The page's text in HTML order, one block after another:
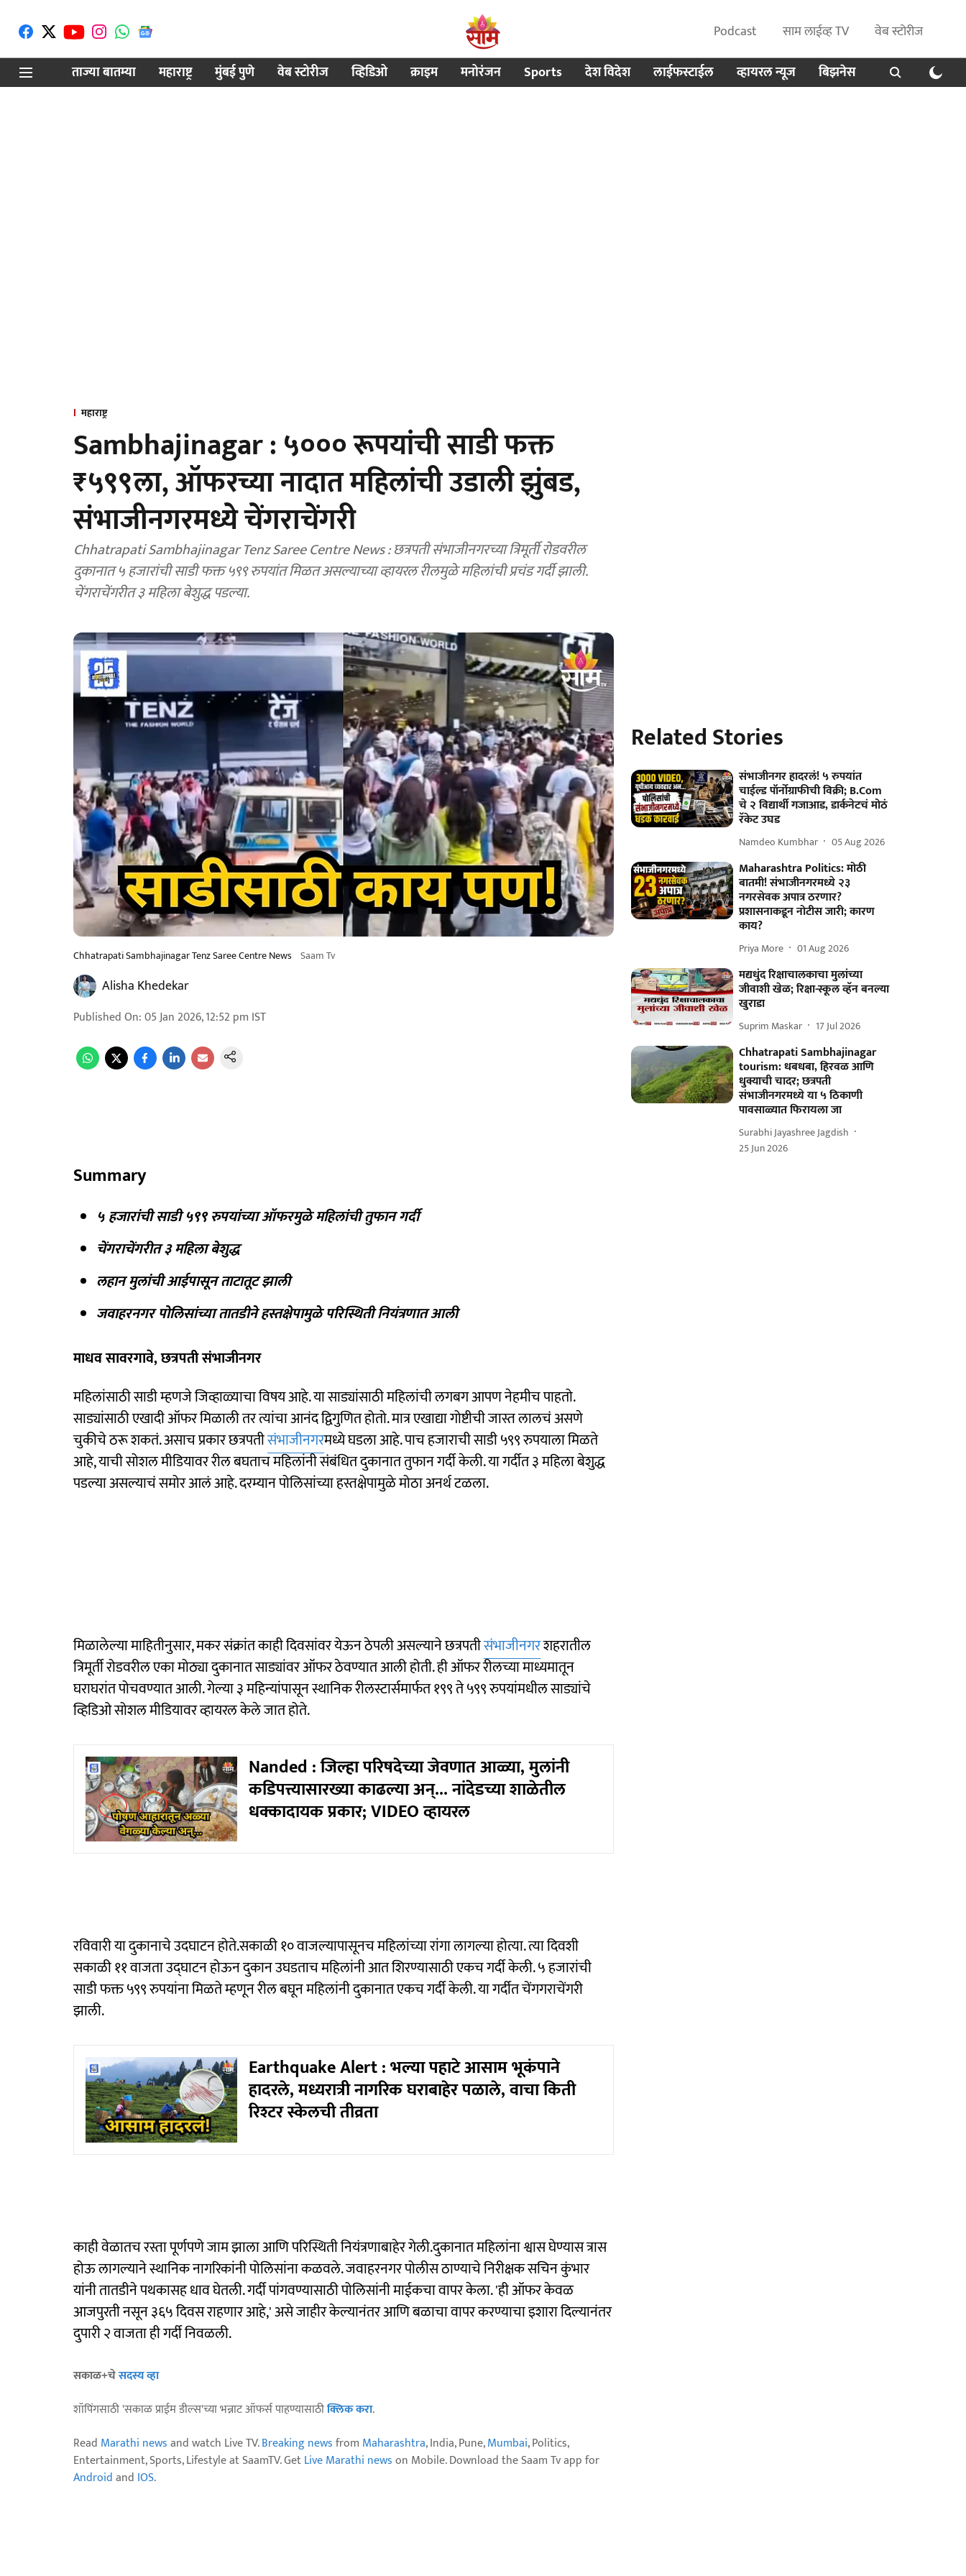
Podcast साम लाईव्ह TV
वेब स्टोरीज
ताज्या बातम्या
महाराष्ट्र मुंबई पुणे वेब स्टोरीज व्हिडिओ क्राइम मनोरंजन Sports देश विदेश लाईफस्टाईल व्हायरल न्यूज बिझनेस
महाराष्ट्र
Sambhajinagar : ५००० रूपयांची साडी फक्त
₹५९९ला, ऑफरच्या नादात महिलांची उडाली झुंबड,
संभाजीनगरमध्ये चेंगराचेंगरी
Chhatrapati Sambhajinagar Tenz Saree Centre News : छत्रपती संभाजीनगरच्या त्रिमूर्ती रोडवरील
दुकानात ५ हजारांची साडी फक्त ५९९ रुपयांत मिळत असल्याच्या व्हायरल रीलमुळे महिलांची प्रचंड गर्दी झाली.
चेंगराचेंगरीत ३ महिला बेशुद्ध पडल्या.
Chhatrapati Sambhajinagar Tenz Saree Centre News Saam Tv
Alisha Khedekar
Published On:05 Jan 2026, 12:52 pm IST
Summary
५ हजारांची साडी ५९९ रुपयांच्या ऑफरमुळे महिलांची तुफान गर्दी
चेंगराचेंगरीत ३ महिला बेशुद्ध
लहान मुलांची आईपासून ताटातूट झाली
जवाहरनगर पोलिसांच्या तातडीने हस्तक्षेपामुळे परिस्थिती नियंत्रणात आली
माधव सावरगावे, छत्रपती संभाजीनगर
महिलांसाठी साडी म्हणजे जिव्हाळ्याचा विषय आहे. या साड्यांसाठी महिलांची लगबग आपण नेहमीच पाहतो.
साड्यांसाठी एखादी ऑफर मिळाली तर त्यांचा आनंद द्विगुणित होतो. मात्र एखाद्या गोष्टीची जास्त लालचं असणे
चुकीचे ठरू शकतं. असाच प्रकार छत्रपतीसंभाजीनगरमध्ये घडला आहे. पाच हजाराची साडी ५९९ रुपयाला मिळते
आहे, याची सोशल मीडियावर रील बघताच महिलांनी संबंधित दुकानात तुफान गर्दी केली. या गर्दीत ३ महिला बेशुद्ध
पडल्या असल्याचं समोर आलं आहे. दरम्यान पोलिसांच्या हस्तक्षेपामुळे मोठा अनर्थ टळला.
मिळालेल्या माहितीनुसार, मकर संक्रांत काही दिवसांवर येऊन ठेपली असल्याने छत्रपतीसंभाजीनगरशहरातील
त्रिमूर्ती रोडवरील एका मोठ्या दुकानात साड्यांवर ऑफर ठेवण्यात आली होती. ही ऑफर रीलच्या माध्यमातून
घराघरांत पोचवण्यात आली. गेल्या ३ महिन्यांपासून स्थानिक रीलस्टार्समार्फत १९९ ते ५९९ रुपयांमधील साड्यांचे
व्हिडिओ सोशल मीडियावर व्हायरल केले जात होते.
Nanded : जिल्हा परिषदेच्या जेवणात आळ्या, मुलांनी
कडिपत्त्यासारख्या काढल्या अन्... नांदेडच्या शाळेतील
धक्कादायक प्रकार; VIDEO व्हायरल
रविवारी या दुकानाचे उदघाटन होते.सकाळी १० वाजल्यापासूनच महिलांच्या रांगा लागल्या होत्या. त्या दिवशी
सकाळी ११ वाजता उद्घाटन होऊन दुकान उघडताच महिलांनी आत शिरण्यासाठी एकच गर्दी केली. ५ हजारांची
साडी फक्त ५९९ रुपयांना मिळते म्हणून रील बघून महिलांनी दुकानात एकच गर्दी केली. या गर्दीत चेंगगराचेंगरी
झाली.
Earthquake Alert : भल्या पहाटे आसाम भूकंपाने
हादरले, मध्यरा‍त्री नागरिक घराबाहेर पळाले, वाचा किती
रिश्टर स्केलची तीव्रता
काही वेळातच रस्ता पूर्णपणे जाम झाला आणि परिस्थिती नियंत्रणाबाहेर गेली.दुकानात महिलांना श्वास घेण्यास त्रास
होऊ लागल्याने स्थानिक नागरिकांनी पोलिसांना कळवले. जवाहरनगर पोलीस ठाण्याचे निरीक्षक सचिन कुंभार
यांनी तातडीने पथकासह धाव घेतली. गर्दी पांगवण्यासाठी पोलिसांनी माईकचा वापर केला. 'ही ऑफर केवळ
आजपुरती नसून ३६५ दिवस राहणार आहे,' असे जाहीर केल्यानंतर आणि बळाचा वापर करण्याचा इशारा दिल्यानंतर
दुपारी २ वाजता ही गर्दी निवळली.
सकाळ+चेसदस्य व्हा
शॉपिंगसाठी 'सकाळ प्राईम डील्स'च्या भन्नाट ऑफर्स पाहण्यासाठीक्लिक करा.
Read Marathi newsand watch Live TV.Breaking newsfrom Maharashtra, India, Pune,Mumbai, Politics,
Entertainment, Sports, Lifestyle at SaamTV. GetLive Marathi newson Mobile. Download the Saam Tv app for
Androidand IOS.
Related Stories
संभाजीनगर हादरलं! ५ रुपयांत
चाईल्ड पॉर्नोग्राफीची विक्री; B.Com
चे २ विद्यार्थी गजाआड, डार्कनेटचं मोठं
रॅकेट उघड
Namdeo Kumbhar 05 Aug 2026
Maharashtra Politics: मोठी
बातमी! संभाजीनगरमध्ये २३
नगरसेवक अपात्र ठरणार?
प्रशासनाकडून नोटीस जारी; कारण
काय?
Priya More 01 Aug 2026
मद्यधुंद रिक्षाचालकाचा मुलांच्या
जीवाशी खेळ; रिक्षा-स्कूल व्हॅन बनल्या
खुराडा
Suprim Maskar 17 Jul 2026
Chhatrapati Sambhajinagar
tourism: धबधबा, हिरवळ आणि
धुक्याची चादर; छत्रपती
संभाजीनगरमध्ये या ५ ठिकाणी
पावसाळ्यात फिरायला जा
Surabhi Jayashree Jagdish
25 Jun 2026